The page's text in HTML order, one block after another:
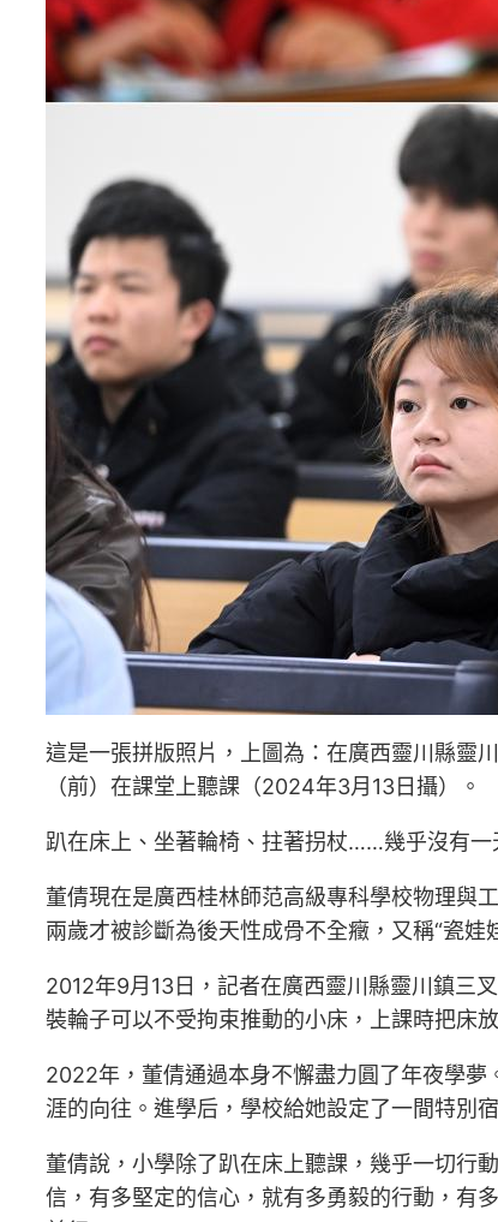
這是一張拼版照片，上圖為：在廣西靈川縣靈
（前）在課堂上聽課（2024年3月13日攝）。
趴在床上、坐著輪椅、拄著拐杖……幾乎沒有一
董倩現在是廣西桂林師范高級專科學校物理與
兩歲才被診斷為後天性成骨不全癥，又稱“瓷娃
2012年9月13日，記者在廣西靈川縣靈川鎮三
裝輪子可以不受拘束推動的小床，上課時把床
2022年，董倩通過本身不懈盡力圓了年夜學
涯的向往。進學后，學校給她設定了一間特別
董倩說，小學除了趴在床上聽課，幾乎一切行
信，有多堅定的信心，就有多勇毅的行動，有